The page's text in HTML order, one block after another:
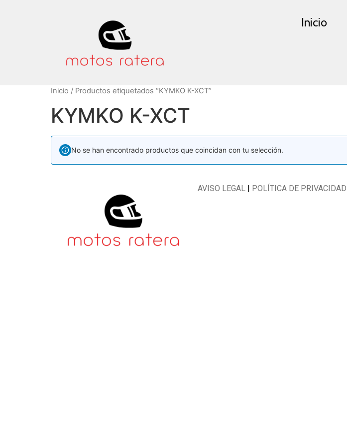
Inicio
Inicio / Productos etiquetados “KYMKO K-XCT”
KYMKO K-XCT
No se han encontrado productos que coincidan con tu selección.
AVISO LEGAL | POLÍTICA DE PRIVACIDAD